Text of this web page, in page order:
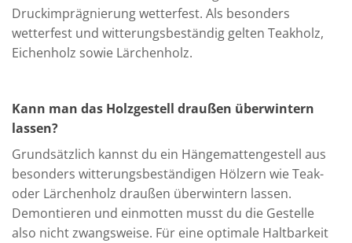
Druckimprägnierung wetterfest. Als besonders
wetterfest und witterungsbeständig gelten Teakholz,
Eichenholz sowie Lärchenholz.
Kann man das Holzgestell draußen überwintern
lassen?
Grundsätzlich kannst du ein Hängemattengestell aus
besonders witterungsbeständigen Hölzern wie Teak-
oder Lärchenholz draußen überwintern lassen.
Demontieren und einmotten musst du die Gestelle
also nicht zwangsweise. Für eine optimale Haltbarkeit